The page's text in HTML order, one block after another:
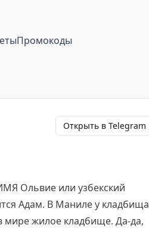
Промокоды
Открыть в Telegram
Ольвие или узбекский
Адам. В Маниле у кладбища
жилое кладбище. Да-да,